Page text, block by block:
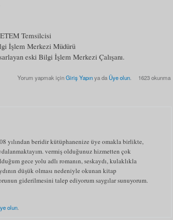
Temsilcisi
İşlem Merkezi Müdürü
eski Bilgi İşlem Merkezi Çalışanı.
Yorum yapmak içinGiriş Yapınya da Üye olun. 1623 okunma
yılından beridir kütüphanenize üye omakla birlikte,
vermiş olduğunuz hizmetten çok
gece yolu adlı romanın, seskaydı, kulaklıkla
düşük olması nedeniyle okunan kitap
giderilmesini talep ediyorum saygılar sunuyorum.
olun.